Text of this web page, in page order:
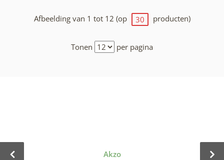
Afbeelding van 1 tot 12 (op 30 producten)
Tonen per pagina
Akzo